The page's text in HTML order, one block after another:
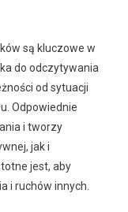
są kluczowe w
do odczytywania
od sytuacji
Odpowiednie
i tworzy
jak i
jest, aby
i ruchów innych.